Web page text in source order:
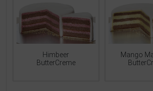
Himbeer
ButterCreme
Mango